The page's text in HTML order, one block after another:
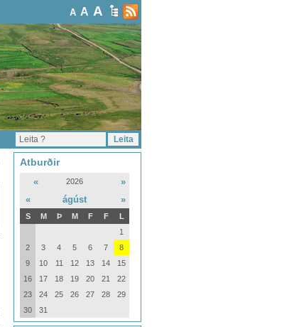
A A A
Atburðir
« 2026
»
«
ágúst »
S M Þ M F F
L
1
2
3 4 5 6 7
8
9
10 11 12 13 14
15
16
17 18 19 20 21
22
23
24 25 26 27 28
29
30
31